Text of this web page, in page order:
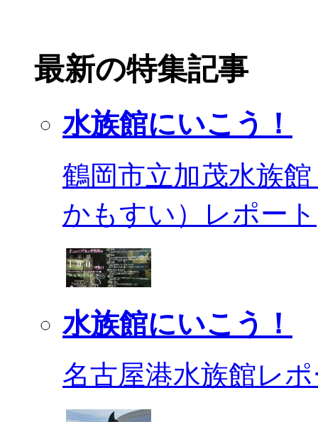
最新の特集記事
水族館にいこう！
鶴岡市立加茂水族
かもすい）レポート
水族館にいこう！
名古屋港水族館レ